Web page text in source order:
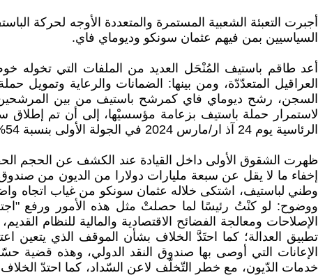
أجبرت التعبئة الشعبية المستمرة والمتعددة الأوجه لحركة
السياسيين بمن فيهم عثمان سونكو وديوماي فاي.
أعد طاقم باستيف المُنْحَل العديد من الملفات التي تخوله
العراقيل المتعدّدّة، ومن بينها: الضمانات والرعاية
لاستمرار حملة باستيف بزعامة مؤسسيْها، إلى أن تم إطلاق
الرئاسية يوم 24 آذ ار/مارس 2024 في الجولة الأولى بنسبة 54% من الأصوات.
ظهرت الشقوق الأولى داخل القيادة عند الكشف عن الحجم
وطني لباستيف، اشتكى خلاله عثمان سونكو من غياب اتجاه
الإصلاحات ومعالجة الفضائح الاقتصادية والمالية للنظام
تطبيق العدالة؛ كما احتَدَّ الخلاف بشأن الموقف الذي يتعين